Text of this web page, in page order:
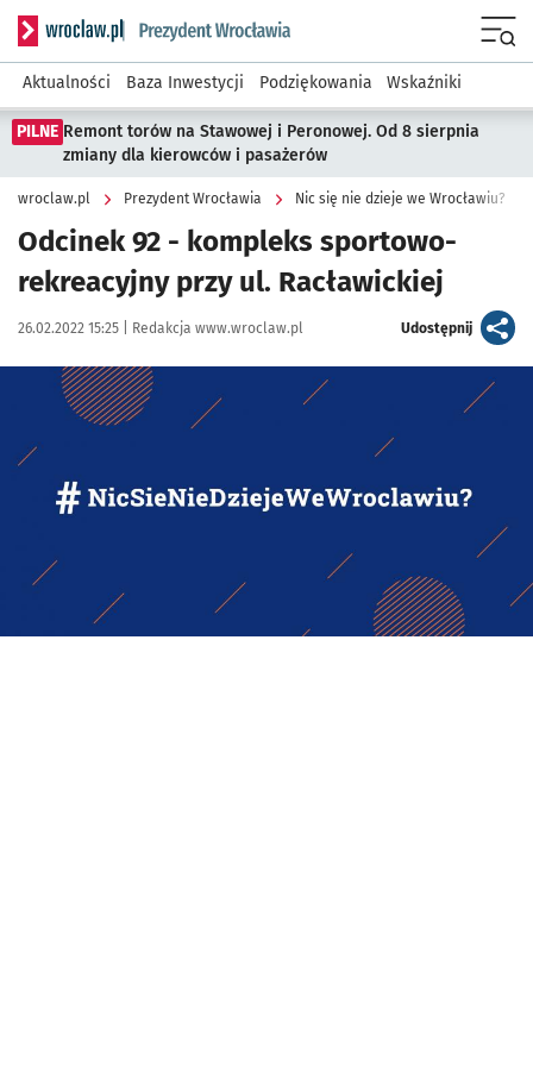
Serwis informacyjny wroclaw.pl podserwis: Prezydent
Aktualności Baza Inwestycji Podziękowania Wskaźniki
PILNE Remont torów na Stawowej i Peronowej. Od 8 sierpnia
zmiany dla kierowców i pasażerów
wroclaw.pl Prezydent Wrocławia Nic się nie dzieje we Wrocławiu?
Odcinek 92 - kompleks sportowo-
rekreacyjny przy ul. Racławickiej
Data publikacji:
26.02.2022 15:25 | Autor:
Redakcja www.wroclaw.pl Udostępnijartykuł
Kliknij, aby powiększyć